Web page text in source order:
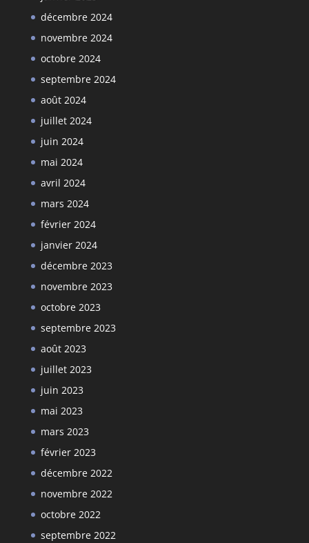
décembre 2024
novembre 2024
octobre 2024
septembre 2024
août 2024
juillet 2024
juin 2024
mai 2024
avril 2024
mars 2024
février 2024
janvier 2024
décembre 2023
novembre 2023
octobre 2023
septembre 2023
août 2023
juillet 2023
juin 2023
mai 2023
mars 2023
février 2023
décembre 2022
novembre 2022
octobre 2022
septembre 2022